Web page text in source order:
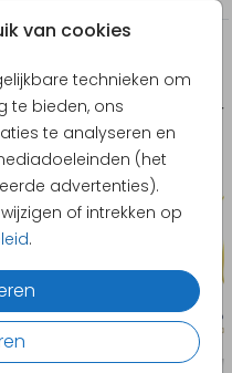
van cookies
technieken om
te bieden, ons
te analyseren en
(het
advertenties).
of intrekken op
.